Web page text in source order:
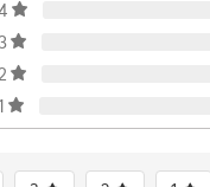
2